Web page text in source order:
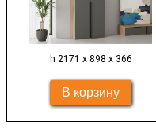
h 2171 х 898 х 366